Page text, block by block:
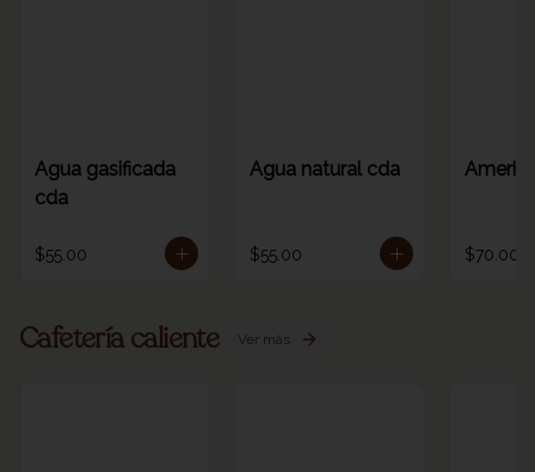
Agua gasificada
cda
$55.00
Agua natural cda
$55.00 $70.00
Cafetería caliente Ver más